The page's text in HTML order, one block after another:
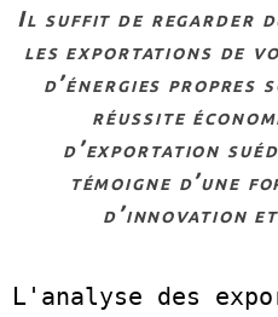
il suffit de regarder du côté de la suède, où
les exportations de
d’énergies propres
réussite
d’exportation
témoigne d’une
d’innovation
L'analyse des